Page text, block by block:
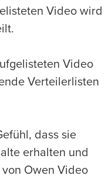
Video wird
Video
Verteilerlisten
dass sie
erhalten und
Owen Video